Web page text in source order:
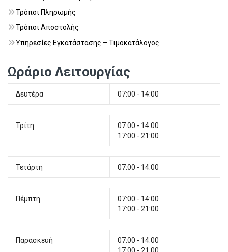
Τρόποι Πληρωμής
Τρόποι Αποστολής
Υπηρεσίες Εγκατάστασης – Τιμοκατάλογος
Ωράριο Λειτουργίας
Δευτέρα 07:00 - 14:00
Τρίτη
07:00 - 14:00
17:00 - 21:00
Τετάρτη 07:00 - 14:00
Πέμπτη
07:00 - 14:00
17:00 - 21:00
Παρασκευή
07:00 - 14:00